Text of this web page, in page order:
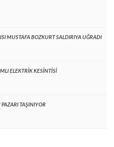
MUSTAFA BOZKURT SALDIRIYA UĞRADI
ELEKTRİK KESİNTİSİ
TAŞINIYOR